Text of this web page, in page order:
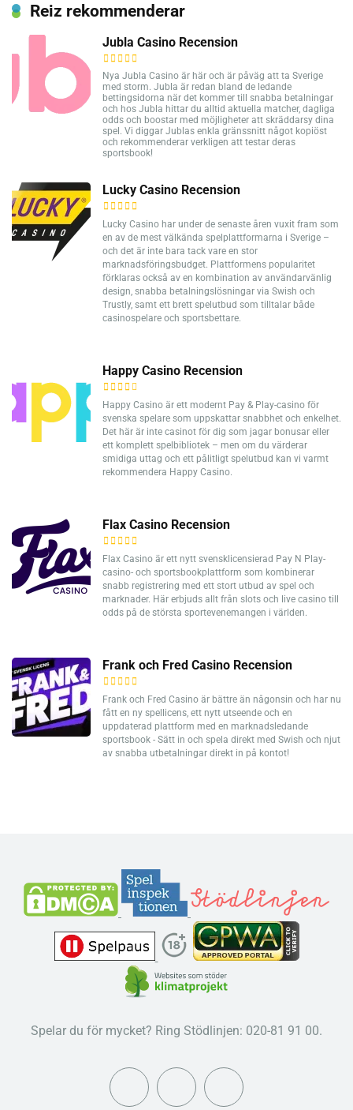
Reiz rekommenderar
Jubla Casino Recension
Nya Jubla Casino är här och är påväg att ta Sverige
med storm. Jubla är redan bland de ledande
bettingsidorna när det kommer till snabba betalningar
och hos Jubla hittar du alltid aktuella matcher, dagliga
odds och boostar med möjligheter att skräddarsy dina
spel. Vi diggar Jublas enkla gränssnitt något kopiöst
och rekommenderar verkligen att testar deras
sportsbook!
Lucky Casino Recension
Lucky Casino har under de senaste åren vuxit fram som
en av de mest välkända spelplattformarna i Sverige –
och det är inte bara tack vare en stor
marknadsföringsbudget. Plattformens popularitet
förklaras också av en kombination av användarvänlig
design, snabba betalningslösningar via Swish och
Trustly, samt ett brett spelutbud som tilltalar både
casinospelare och sportsbettare.
Happy Casino Recension
Happy Casino är ett modernt Pay & Play-casino för
svenska spelare som uppskattar snabbhet och enkelhet.
Det här är inte casinot för dig som jagar bonusar eller
ett komplett spelbibliotek – men om du värderar
smidiga uttag och ett pålitligt spelutbud kan vi varmt
rekommendera Happy Casino.
Flax Casino Recension
Flax Casino är ett nytt svensklicensierad Pay N Play-
casino- och sportsbookplattform som kombinerar
snabb registrering med ett stort utbud av spel och
marknader. Här erbjuds allt från slots och live casino till
odds på de största sportevenemangen i världen.
Frank och Fred Casino Recension
Frank och Fred Casino är bättre än någonsin och har nu
fått en ny spellicens, ett nytt utseende och en
uppdaterad plattform med en marknadsledande
sportsbook - Sätt in och spela direkt med Swish och njut
av snabba utbetalningar direkt in på kontot!
Spelar du för mycket? Ring Stödlinjen: 020-81 91 00.